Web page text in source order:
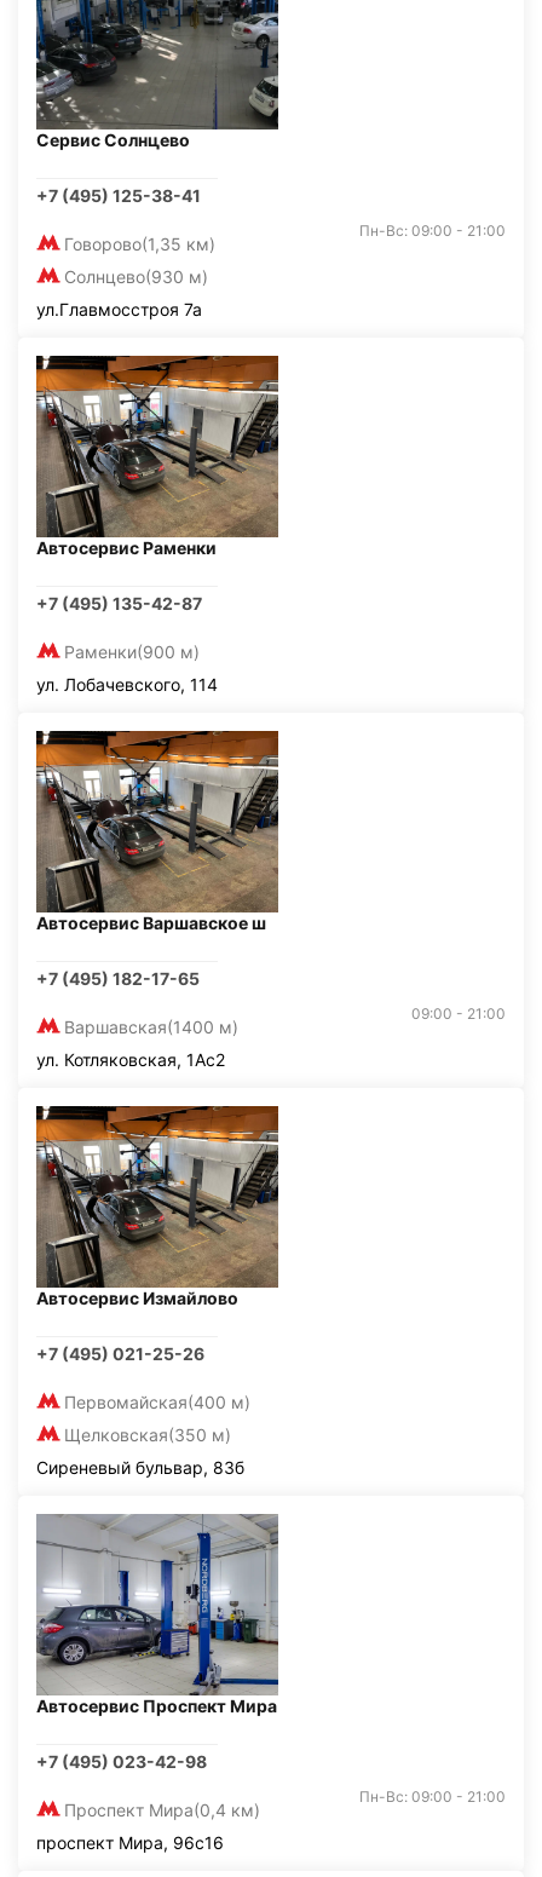
Сервис Солнцево
+7 (495) 125-38-41
Говорово(1,35 км)
Солнцево(930 м)
Пн-Вс: 09:00 - 21:00
ул.Главмосстроя 7а
Автосервис Раменки
+7 (495) 135-42-87
Раменки(900 м)
ул. Лобачевского, 114
Автосервис Варшавское ш
+7 (495) 182-17-65
Варшавская(1400 м)
09:00 - 21:00
ул. Котляковская, 1Ас2
Автосервис Измайлово
+7 (495) 021-25-26
Первомайская(400 м)
Щелковская(350 м)
Сиреневый бульвар, 83б
Автосервис Проспект Мира
+7 (495) 023-42-98
Проспект Мира(0,4 км)
Пн-Вс: 09:00 - 21:00
проспект Мира, 96с16